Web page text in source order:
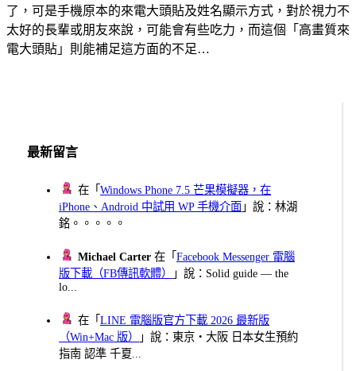
了，可是手機原本的來電大頭貼及姓名顯示方式，對於視力不
太好的長輩或朋友來說，可能會有些吃力，而這個「高畫質來
電大頭貼」則能補足這方面的不足…
最新留言
在「Windows Phone 7.5 芒果模擬器，在
iPhone、Android 中試用 WP 手機介面 」說：林湖
銘。。。。。
Michael Carter 在「Facebook Messenger 電腦
版下載（FB傳訊軟體）
」說：Solid guide — the
lo...
在「LINE 電腦版官方下載 2026 最新版
（Win+Mac 版）
」說：東京・大阪 日本女生預約
指南 認準 千夏...